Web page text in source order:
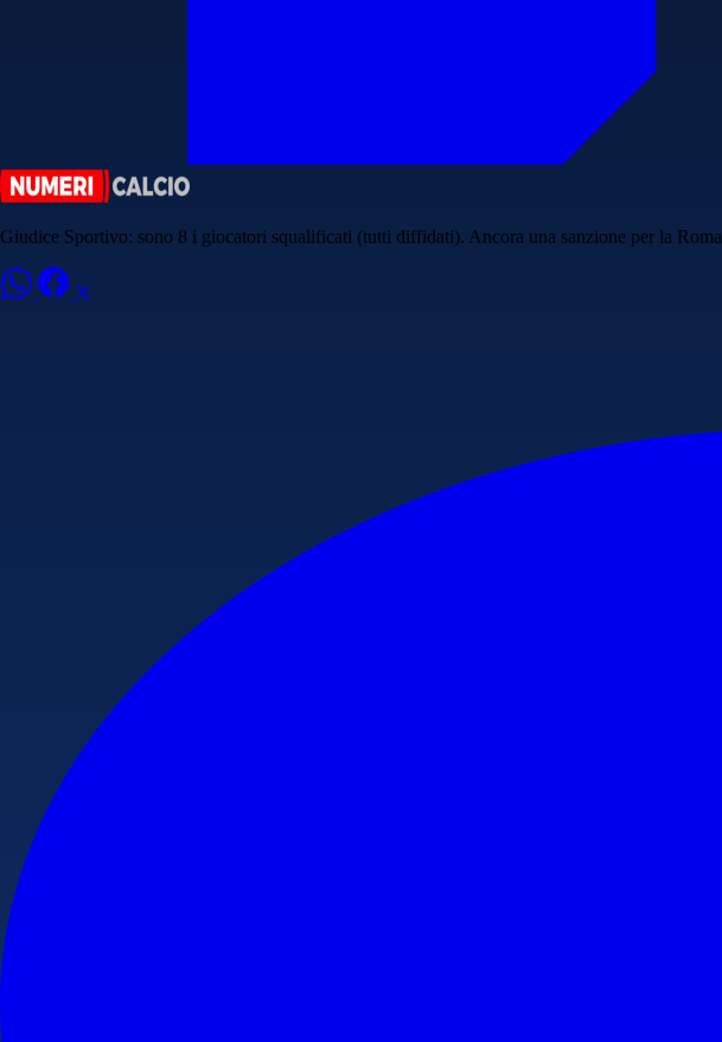
Giudice Sportivo: sono 8 i giocatori squalificati (tutti diffidati). Ancora una sanzione per la Roma